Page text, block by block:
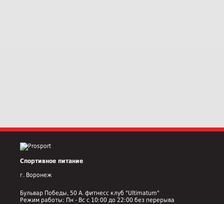
Спортивное питание
г. Воронеж
Бульвар Победы, 50 А. фитнесс клуб "Ultimatum"
Режим работы: Пн - Вс с 10:00 до 22:00 без перерыва